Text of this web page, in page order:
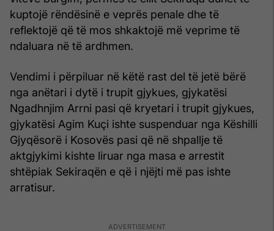
kuptojë rëndësinë e veprës penale dhe të
reflektojë që të mos shkaktojë më veprime të
ndaluara në të ardhmen.
Vendimi i përpiluar në këtë rast del të jetë bërë
nga anëtari i dytë i trupit gjykues, gjykatësi
Ngadhnjim Arrni pasi që kryetari i trupit gjykues,
gjykatësi Agim Kuçi ishte suspenduar nga Këshilli
Gjyqësorë i Kosovës pasi që në shpallje të
aktgjykimi kishte liruar nga masa e arrestit
shtëpiak Sekiraqën e që i njëjti më pas ishte
arratisur.